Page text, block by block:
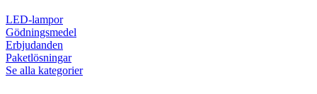
LED-lampor
Gödningsmedel
Erbjudanden
Paketlösningar
Se alla kategorier